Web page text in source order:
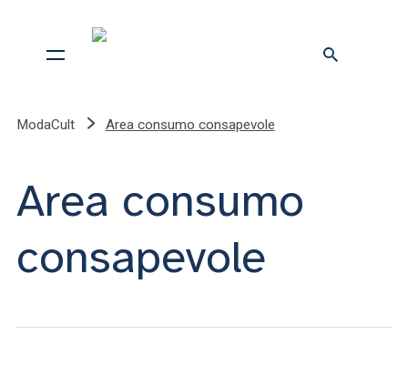
ModaCult Area consumo consapevole
Area consumo
consapevole